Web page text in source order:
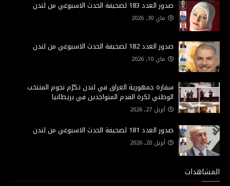
صدور العدد 183 لصحيفة الحدث الاسبوعي من لندن
ماي 30, 2026
صدور العدد 182 لصحيفة الحدث الاسبوعي من لندن
ماي 10, 2026
سفارة جمهورية العراق في لندن تكرّم نجوم المنتخب
الوطني لكرة القدم المتواجدين في بريطانيا
أبريل 27, 2026
صدور العدد 181 لصحيفة الحدث الاسبوعي من لندن
أبريل 20, 2026
المشاهدات